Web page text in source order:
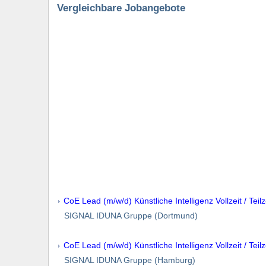
Vergleichbare Jobangebote
CoE Lead (m/w/d) Künstliche Intelligenz Vollzeit /
SIGNAL IDUNA Gruppe (Dortmund)
CoE Lead (m/w/d) Künstliche Intelligenz Vollzeit /
SIGNAL IDUNA Gruppe (Hamburg)